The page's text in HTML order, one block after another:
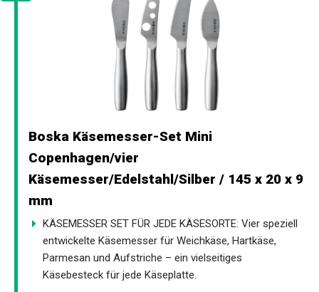
Boska Käsemesser-Set Mini
Copenhagen/vier
Käsemesser/Edelstahl/Silber / 145 x 20 x 9
mm
KÄSEMESSER SET FÜR JEDE KÄSESORTE: Vier speziell
entwickelte Käsemesser für Weichkäse, Hartkäse,
Parmesan und Aufstriche – ein vielseitiges
Käsebesteck für jede Käseplatte.